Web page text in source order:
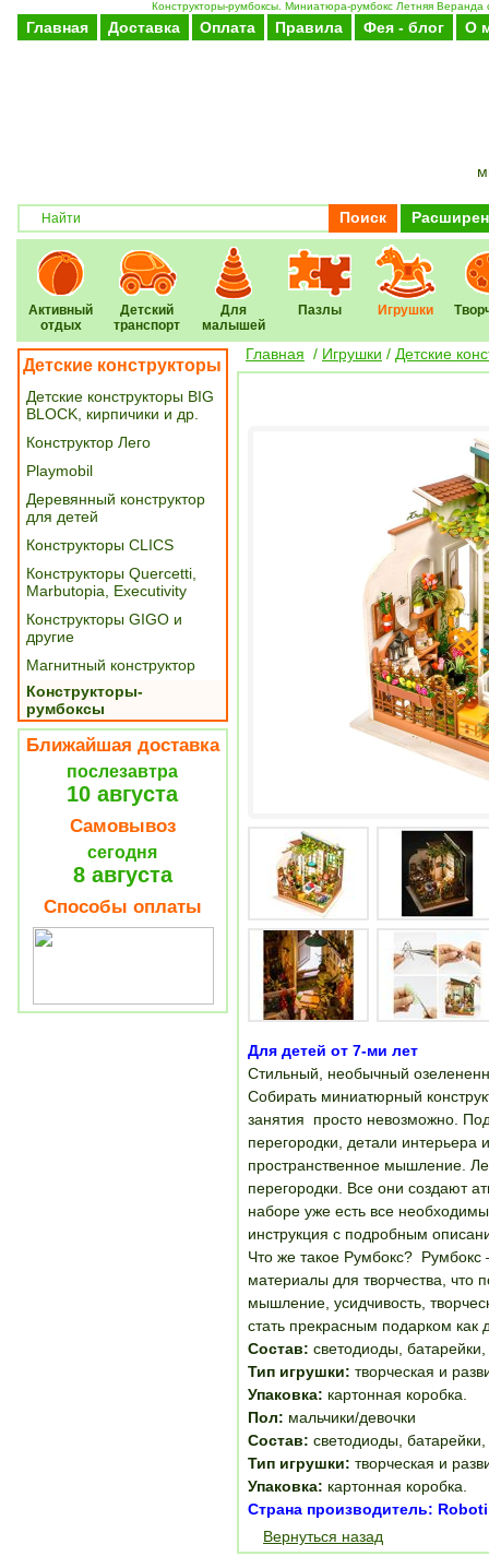
Конструкторы-румбоксы. Миниатюра-румбокс Летняя Веранда
Главная Доставка Оплата Правила Фея - блог О
Поиск
Активный
отдых
Детский
транспорт
Для
малышей
Пазлы Игрушки
Детские конструкторы
Детские конструкторы BIG
BLOCK, кирпичики и др.
Конструктор Лего
Playmobil
Деревянный конструктор
для детей
Конструкторы CLICS
Конструкторы Quercetti,
Marbutopia, Executivity
Конструкторы GIGO и
другие
Магнитный конструктор
Конструкторы-
румбоксы
Ближайшая доставка
послезавтра
10 августа
Самовывоз
сегодня
8 августа
Способы оплаты
Главная / Игрушки / Детские
Для детей от 7-ми лет
Стильный, необычный
Собирать миниатюрный
занятия просто невозможно.
перегородки, детали интерьера
пространственное мышление.
перегородки. Все они создают
наборе уже есть все
инструкция с подробным
Что же такое Румбокс?
материалы для творчества, что
мышление, усидчивость,
стать прекрасным подарком как
Состав: светодиоды,
Тип игрушки: творческая и
Упаковка: картонная коробка.
Пол: мальчики/девочки
Состав: светодиоды,
Тип игрушки: творческая и
Упаковка: картонная коробка.
Страна производитель:
Вернуться назад